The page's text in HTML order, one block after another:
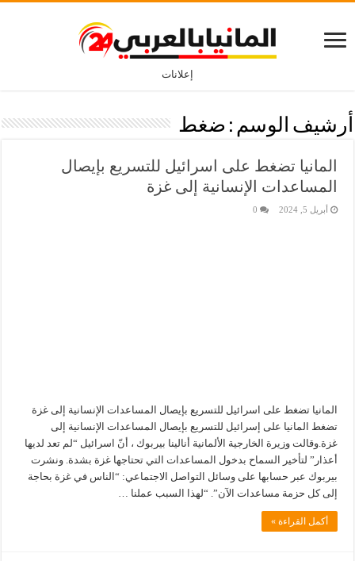
إعلانات
أرشيف الوسم : ضغط
المانيا تضغط على اسرائيل للتسريع بإيصال
المساعدات الإنسانية إلى غزة
أبريل 5, 2024 0
المانيا تضغط على اسرائيل للتسريع بإيصال المساعدات الإنسانية إلى غزة
تضغط المانيا على إسرائيل للتسريع بإيصال المساعدات الإنسانية إلى
غزة.وقالت وزيرة الخارجية الألمانية أنالينا بيربوك ، أنّ اسرائيل “لم تعد لديها
أعذار” لتأخير السماح بدخول المساعدات التي تحتاجها غزة بشدة. ونشرت
بيربوك عبر حسابها على وسائل التواصل الاجتماعي: “الناس في غزة بحاجة
إلى كل حزمة مساعدات الآن”. “لهذا السبب عملنا …
أكمل القراءة »